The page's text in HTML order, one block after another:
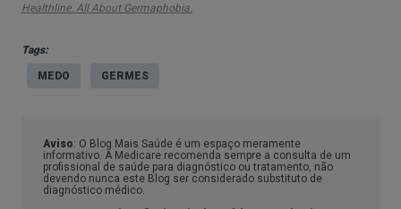
(IST). Geralmente, surgem na infância ou
medida que se envelhece.
agorafobia, que consiste no medo de estar em
situações onde escapar pode ser difícil; e fobia
social, que envolve ansiedade em situações
Healthline. All About Germaphobia.
Tags:
MEDO GERMES
Aviso: O Blog Mais Saúde é um espaço meramente
informativo. A Medicare recomenda sempre a consulta de um
profissional de saúde para diagnóstico ou tratamento, não
devendo nunca este Blog ser considerado substituto de
diagnóstico médico.